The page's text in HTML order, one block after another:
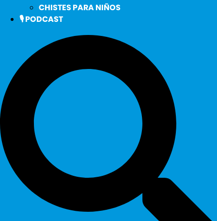
CHISTES PARA NIÑOS
🎙️ PODCAST